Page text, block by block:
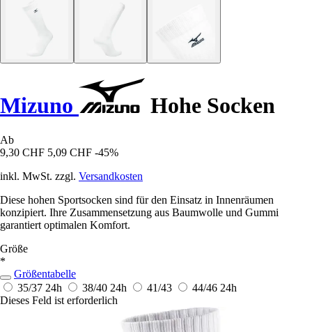
Mizuno Hohe Socken
Ab
9,30 CHF 5,09 CHF -45%
inkl. MwSt. zzgl. Versandkosten
Diese hohen Sportsocken sind für den Einsatz in Innenräumen
konzipiert. Ihre Zusammensetzung aus Baumwolle und Gummi
garantiert optimalen Komfort.
Größe
*
Größentabelle
35/37 24h 38/40 24h 41/43 44/46 24h
Dieses Feld ist erforderlich